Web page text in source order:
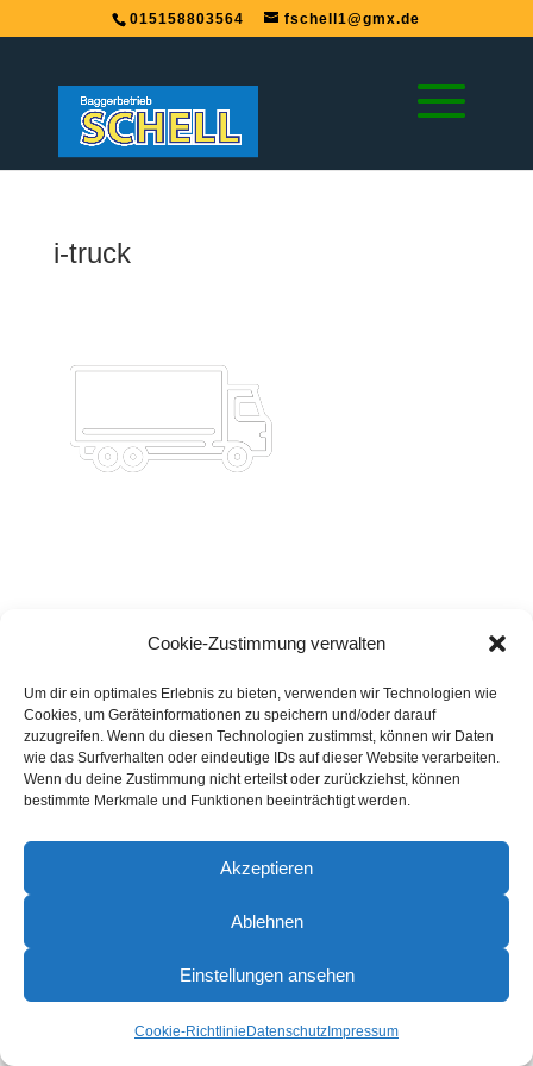
Cookie-Zustimmung verwalten
Um dir ein optimales Erlebnis zu bieten, verwenden wir Technologien wie
Cookies, um Geräteinformationen zu speichern und/oder darauf
zuzugreifen. Wenn du diesen Technologien zustimmst, können wir Daten
wie das Surfverhalten oder eindeutige IDs auf dieser Website verarbeiten.
Wenn du deine Zustimmung nicht erteilst oder zurückziehst, können
bestimmte Merkmale und Funktionen beeinträchtigt werden.
Akzeptieren
Ablehnen
Einstellungen ansehen
Cookie-Richtlinie Datenschutz Impressum
015158803564 fschell1@gmx.de
i-truck